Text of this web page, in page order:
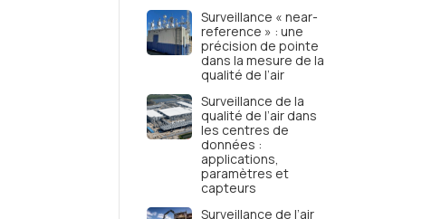
Surveillance « near-
reference » : une
précision de pointe
dans la mesure de la
qualité de l’air
Surveillance de la
qualité de l’air dans
les centres de
données :
applications,
paramètres et
capteurs
Surveillance de l’air